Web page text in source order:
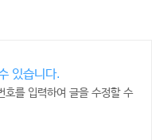
있습니다.
호를 입력하여 글을 수정할 수